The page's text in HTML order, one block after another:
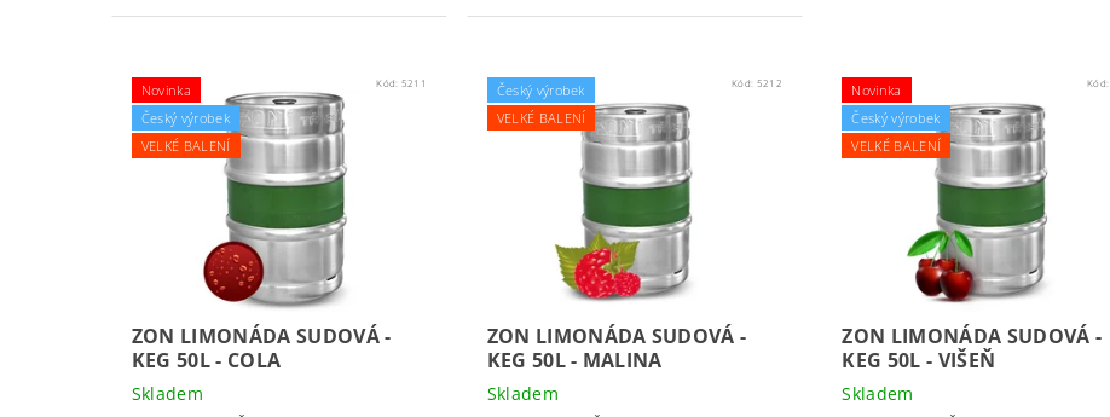
Novinka
Český výrobek
VELKÉ BALENÍ
Kód: 5211
ZON LIMONÁDA SUDOVÁ -
KEG 50L - COLA
Skladem
Český výrobek
VELKÉ BALENÍ
Kód: 5212
ZON LIMONÁDA SUDOVÁ -
KEG 50L - MALINA
Skladem
Novinka
Český výrobek
VELKÉ BALENÍ
Kód:
ZON LIMONÁDA SUDOVÁ -
KEG 50L - VIŠEŇ
Skladem